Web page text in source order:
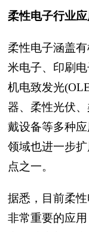
柔性电子行业
柔性电子涵盖
米电子、印刷
机电致发光
器、柔性光伏
戴设备等多种
领域也进一步
点之一。
据悉，目前柔
非常重要的应